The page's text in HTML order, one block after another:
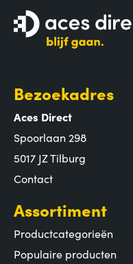
Bezoekadres
Aces Direct
Spoorlaan 298
5017 JZ Tilburg
Contact
Assortiment
Productcategorieën
Populaire producten